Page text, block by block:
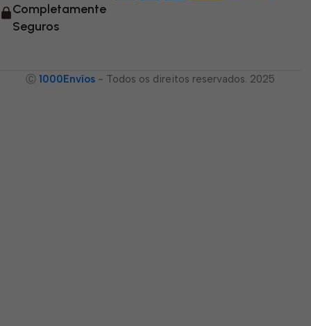
Completamente
Seguros
Ⓒ 1000Envíos - Todos os direitos reservados. 2025